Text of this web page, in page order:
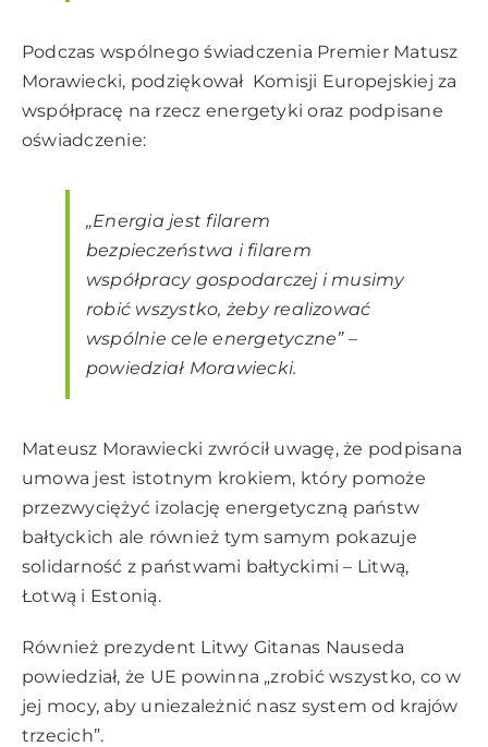
Podczas wspólnego świadczenia Premier Matusz
Morawiecki, podziękował Komisji Europejskiej za
współpracę na rzecz energetyki oraz podpisane
oświadczenie:
„Energia jest filarem
bezpieczeństwa i filarem
współpracy gospodarczej i musimy
robić wszystko, żeby realizować
wspólnie cele energetyczne”–
powiedział Morawiecki.
Mateusz Morawiecki zwrócił uwagę, że podpisana
umowa jest istotnym krokiem, który pomoże
przezwyciężyć izolację energetyczną państw
bałtyckich ale również tym samym pokazuje
solidarność z państwami bałtyckimi – Litwą,
Łotwą i Estonią.
Również prezydent Litwy Gitanas Nauseda
powiedział, że UE powinna „zrobić wszystko, co w
jej mocy, aby uniezależnić nasz system od krajów
trzecich”.